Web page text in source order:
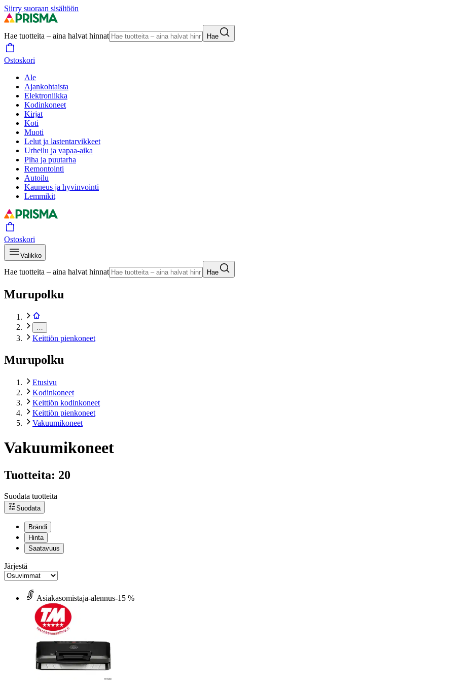
Siirry suoraan sisältöön
Hae tuotteita – aina halvat hinnat Hae
Ostoskori
Ale
Ajankohtaista
Elektroniikka
Kodinkoneet
Kirjat
Koti
Muoti
Lelut ja lastentarvikkeet
Urheilu ja vapaa-aika
Piha ja puutarha
Remontointi
Autoilu
Kauneus ja hyvinvointi
Lemmikit
Ostoskori
Valikko
Hae tuotteita – aina halvat hinnat Hae
Murupolku
Keittiön pienkoneet
Murupolku
Etusivu
Kodinkoneet
Keittiön kodinkoneet
Keittiön pienkoneet
Vakuumikoneet
Vakuumikoneet
Tuotteita: 20
Suodata tuotteita
Suodata
Brändi
Hinta
Saatavuus
Järjestä
Asiakasomistaja-alennus-15 %